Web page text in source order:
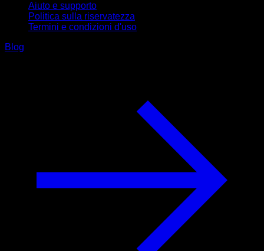
Aiuto e supporto
Politica sulla riservatezza
Termini e condizioni d'uso
Blog